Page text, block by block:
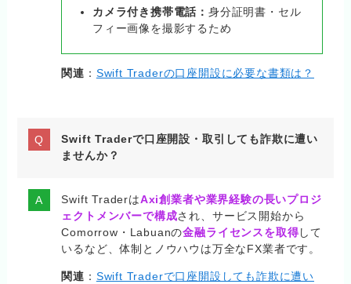
カメラ付き携帯電話： 身分証明書・セル
フィー画像を撮影するため
関連 ： Swift Traderの口座開設に必要な書類は？
Swift Traderで口座開設・取引しても詐欺に遭い
ませんか？
Swift TraderはAxi創業者や業界経験の長いプロジ
ェクトメンバーで構成され、サービス開始から
Comorrow・Labuanの金融ライセンスを取得して
いるなど、体制とノウハウは万全なFX業者です。
関連 ： Swift Traderで口座開設しても詐欺に遭い